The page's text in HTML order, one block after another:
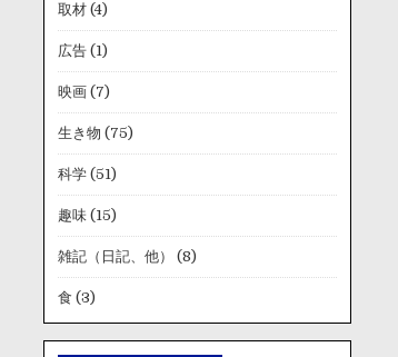
取材(4)
広告(1)
映画(7)
生き物 (75)
科学(51)
趣味(15)
雑記（日記、他） (8)
食 (3)